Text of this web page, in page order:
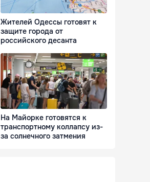
Жителей Одессы готовят к
защите города от
российского десанта
На Майорке готовятся к
транспортному коллапсу из-
за солнечного затмения